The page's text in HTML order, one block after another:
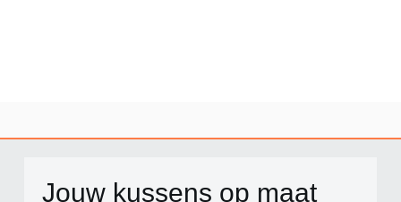
Jouw kussens op maat